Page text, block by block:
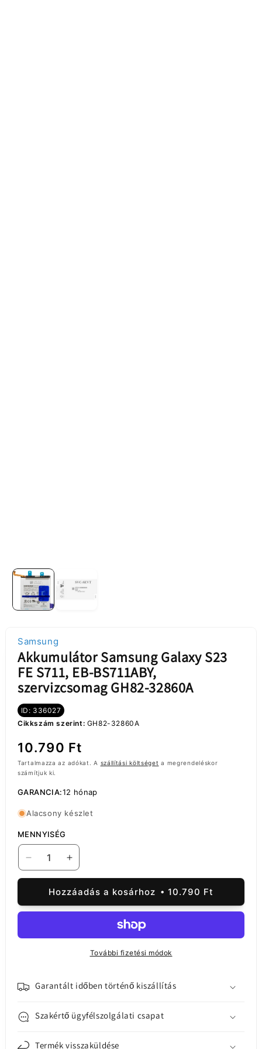
Samsung
Akkumulátor Samsung Galaxy S23
FE S711, EB-BS711ABY,
szervizcsomag GH82-32860A
ID: 336027
Cikkszám szerint: GH82-32860A
Normál
ár
10.790 Ft
Tartalmazza az adókat. A szállítási költséget a megrendeléskor
számítjuk ki.
GARANCIA:12 hónap
Alacsony készlet
MENNYISÉG
Akkumulátor
Galaxy
FE
EB-
32860A
csökkentése
Akkumulátor
Galaxy
S23
FE
EB-
BS711ABY,
32860A
növelése
Hozzáadás a kosárhoz 10.790 Ft
További fizetési módok
Garantált időben történő kiszállítás
Szakértő ügyfélszolgálati csapat
Termék visszaküldése